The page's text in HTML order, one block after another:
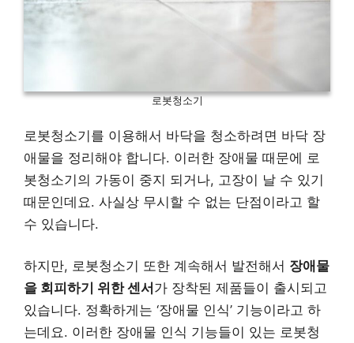
로봇청소기
로봇청소기를 이용해서 바닥을 청소하려면 바닥 장
애물을 정리해야 합니다. 이러한 장애물 때문에 로
봇청소기의 가동이 중지 되거나, 고장이 날 수 있기
때문인데요. 사실상 무시할 수 없는 단점이라고 할
수 있습니다.
하지만, 로봇청소기 또한 계속해서 발전해서 장애물
을 회피하기 위한 센서가 장착된 제품들이 출시되고
있습니다. 정확하게는 ‘장애물 인식’ 기능이라고 하
는데요. 이러한 장애물 인식 기능들이 있는 로봇청